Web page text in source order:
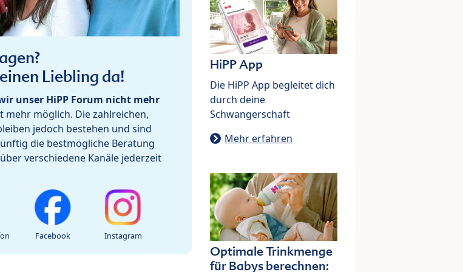
Liebling da!
unser HiPP Forum nicht mehr
möglich. Die zahlreichen,
jedoch bestehen und sind
die bestmögliche Beratung
über verschiedene Kanäle jederzeit
Facebook Instagram
HiPP App
Die HiPP App begleitet dich
durch deine
Schwangerschaft
Mehr erfahren
Optimale Trinkmenge
für Babys berechnen: